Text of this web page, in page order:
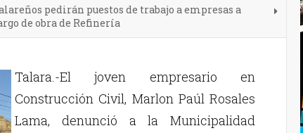
pedirán puestos de trabajo a empresas a
de obra de Refinería
Talara.-El joven empresario en
Construcción Civil, Marlon Paúl Rosales
Lama, denunció a la Municipalidad